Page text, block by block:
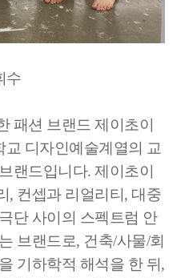
수
패션 브랜드 제이초이
디자인예술계열의 교
랜드입니다. 제이초이
, 컨셉과 리얼리티, 대중
단 사이의 스펙트럼 안
브랜드로, 건축/사물/회
기하학적 해석을 한 뒤,